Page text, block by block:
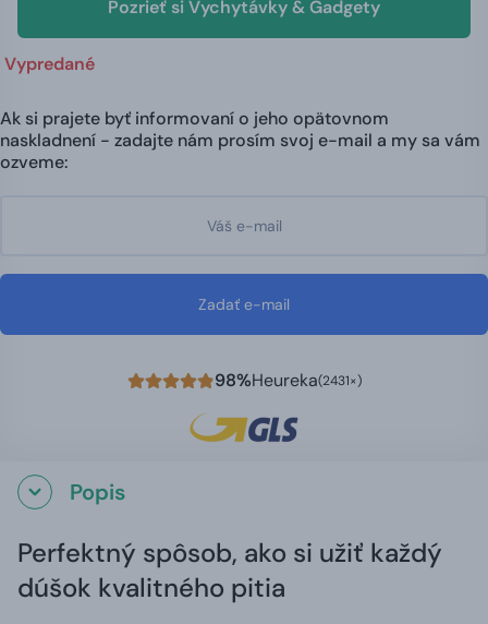
Pozrieť si Vychytávky & Gadgety
Vypredané
Ak si prajete byť informovaní o jeho opätovnom
naskladnení - zadajte nám prosím svoj e-mail a my sa vám
ozveme:
Zadať e-mail
98%Heureka(2431×)
Popis
Perfektný spôsob, ako si užiť každý
dúšok kvalitného pitia